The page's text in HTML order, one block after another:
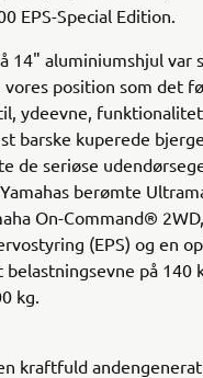
EPS-Special Edition.
14" aluminiumshjul var
vores position som det
ydeevne,
barske kuperede
de seriøse
berømte
On-Command®
(EPS) og en
på 140
kg.
kraftfuld